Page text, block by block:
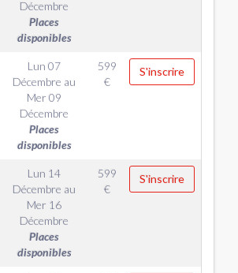
Décembre
Places
disponibles
Lun 07
Décembre au
Mer 09
Décembre
Places
disponibles
599
€
S'inscrire
Lun 14
Décembre au
Mer 16
Décembre
Places
disponibles
599
€
S'inscrire